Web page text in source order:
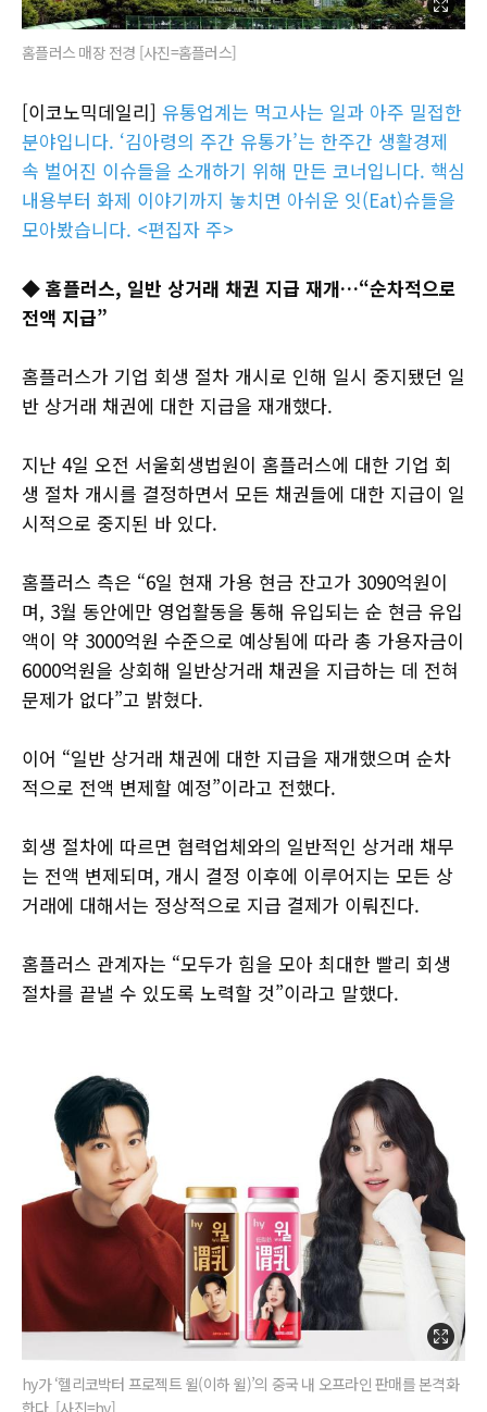
홈플러스 매장 전경 [사진=홈플러스]
[이코노믹데일리] 유통업계는 먹고사는 일과 아주 밀접한
분야입니다. ‘김아령의 주간 유통가’는 한주간 생활경제
속 벌어진 이슈들을 소개하기 위해 만든 코너입니다. 핵심
내용부터 화제 이야기까지 놓치면 아쉬운 잇(Eat)슈들을
모아봤습니다. <편집자 주>
◆ 홈플러스, 일반 상거래 채권 지급 재개…“순차적으로
전액 지급”
홈플러스가 기업 회생 절차 개시로 인해 일시 중지됐던 일
반 상거래 채권에 대한 지급을 재개했다.
지난 4일 오전 서울회생법원이 홈플러스에 대한 기업 회
생 절차 개시를 결정하면서 모든 채권들에 대한 지급이 일
시적으로 중지된 바 있다.
홈플러스 측은 “6일 현재 가용 현금 잔고가 3090억원이
며, 3월 동안에만 영업활동을 통해 유입되는 순 현금 유입
액이 약 3000억원 수준으로 예상됨에 따라 총 가용자금이
6000억원을 상회해 일반상거래 채권을 지급하는 데 전혀
문제가 없다”고 밝혔다.
이어 “일반 상거래 채권에 대한 지급을 재개했으며 순차
적으로 전액 변제할 예정”이라고 전했다.
회생 절차에 따르면 협력업체와의 일반적인 상거래 채무
는 전액 변제되며, 개시 결정 이후에 이루어지는 모든 상
거래에 대해서는 정상적으로 지급 결제가 이뤄진다.
홈플러스 관계자는 “모두가 힘을 모아 최대한 빨리 회생
절차를 끝낼 수 있도록 노력할 것”이라고 말했다.
hy가 ‘헬리코박터 프로젝트 윌(이하 윌)’의 중국 내 오프라인 판매를 본격화